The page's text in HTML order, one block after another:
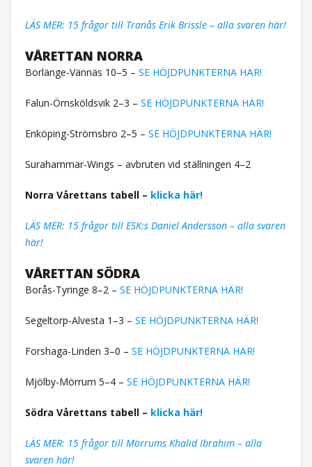
LÄS MER: 15 frågor till Tranås Erik Brissle – alla svaren här!
VÅRETTAN NORRA
Borlänge-Vännäs 10–5 – SE HÖJDPUNKTERNA HÄR!
Falun-Örnsköldsvik 2–3 – SE HÖJDPUNKTERNA HÄR!
Enköping-Strömsbro 2–5 – SE HÖJDPUNKTERNA HÄR!
Surahammar-Wings – avbruten vid ställningen 4–2
Norra Vårettans tabell – klicka här!
LÄS MER: 15 frågor till ESK:s Daniel Andersson – alla svaren
här!
VÅRETTAN SÖDRA
Borås-Tyringe 8–2 – SE HÖJDPUNKTERNA HÄR!
Segeltorp-Alvesta 1–3 – SE HÖJDPUNKTERNA HÄR!
Forshaga-Linden 3–0 – SE HÖJDPUNKTERNA HÄR!
Mjölby-Mörrum 5–4 – SE HÖJDPUNKTERNA HÄR!
Södra Vårettans tabell – klicka här!
LÄS MER: 15 frågor till Mörrums Khalid Ibrahim – alla
svaren här!